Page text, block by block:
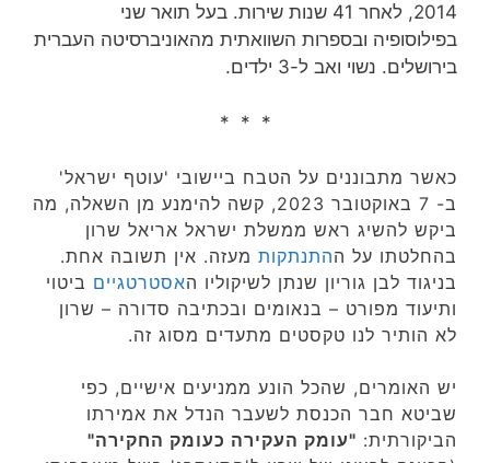
2014, לאחר 41 שנות שירות‏. בעל תואר שני
בפילוסופיה ובספרות השוואתית מהאוניברסיטה העברית
בירושלים. נשוי ואב ל-3 ילדים.
* * *
כאשר מתבוננים על הטבח ביישובי 'עוטף ישראל'
ב- 7 באוקטובר 2023, קשה להימנע מן השאלה, מה
ביקש להשיג ראש ממשלת ישראל אריאל שרון
בהחלטתו על ההתנתקות מעזה. אין תשובה אחת.
בניגוד לבן גוריון שנתן לשיקוליו האסטרטגיים ביטוי
ותיעוד מפורט – בנאומים ובכתיבה סדורה – שרון
לא הותיר לנו טקסטים מתעדים מסוג זה.
יש האומרים, שהכל הונע ממניעים אישיים, כפי
שביטא חבר הכנסת לשעבר הנדל את אמירתו
הביקורתית: "עומק העקירה כעומק החקירה"